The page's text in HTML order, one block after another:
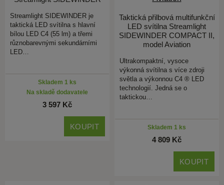
Streamlight SIDEWINDER je
taktická LED svítilna s hlavní
bílou LED C4 (55 lm) a třemi
různobarevnými sekundárními
LED…
Skladem 1 ks
Na skladě dodavatele
3 597 Kč
KOUPIT
Taktická přilbová multifunkční
LED svítilna Streamlight
SIDEWINDER COMPACT II,
model Aviation
Ultrakompaktní, vysoce
výkonná svítilna s více zdroji
světla a výkonnou C4 ® LED
technologií. Jedná se o
taktickou…
Skladem 1 ks
4 809 Kč
KOUPIT